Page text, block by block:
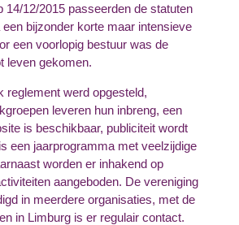
14/12/2015 passeerden de statuten
een bijzonder korte maar intensieve
een voorlopig bestuur was de
leven gekomen.
reglement werd opgesteld,
leveren hun inbreng, een
is beschikbaar, publiciteit wordt
een jaarprogramma met veelzijdige
worden er inhakend op
aangeboden. De vereniging
in meerdere organisaties, met de
in Limburg is er regulair contact.